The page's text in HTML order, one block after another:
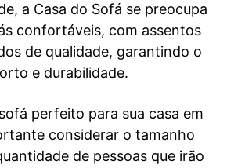
a Casa do Sofá se preocupa
confortáveis, com assentos
de qualidade, garantindo o
e durabilidade.
perfeito para sua casa em
considerar o tamanho
de pessoas que irão